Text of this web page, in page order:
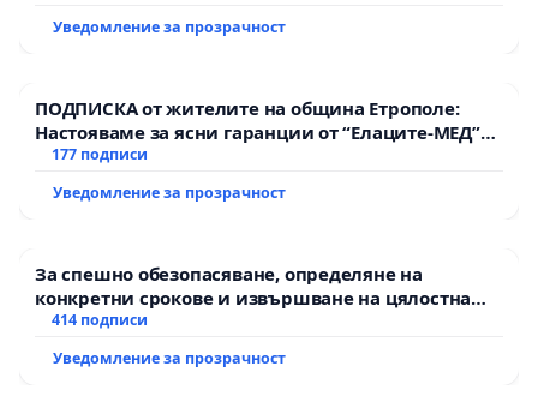
Уведомление за прозрачност
ПОДПИСКА от жителите на община Етрополе:
Настояваме за ясни гаранции от “Елаците-МЕД”
АД и от държавата, че ще се изпълнят всички
177 подписи
Уведомление за прозрачност
За спешно обезопасяване, определяне на
конкретни срокове и извършване на цялостна
рехабилитация на републиканския път между
Мирово - к.к. Момин проход
414 подписи
Уведомление за прозрачност